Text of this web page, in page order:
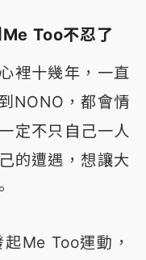
Too不忍了
裡十幾年，一直
NONO，都會情
定不只自己一人
的遭遇，想讓大
Me Too運動，